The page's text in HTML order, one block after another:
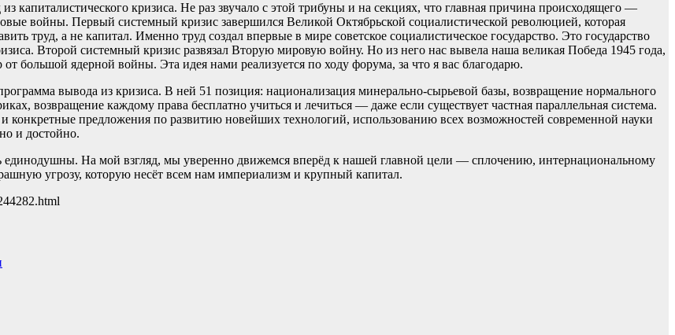
капиталистического кризиса. Не раз звучало с этой трибуны и на секциях, что главная причина происходящего —
войны. Первый системный кризис завершился Великой Октябрьской социалистической революцией, которая
труд, а не капитал. Именно труд создал впервые в мире советское социалистическое государство. Это государство
Второй системный кризис развязал Вторую мировую войну. Но из него нас вывела наша великая Победа 1945 года,
большой ядерной войны. Эта идея нами реализуется по ходу форума, за что я вас благодарю.
вывода из кризиса. В ней 51 позиция: национализация минерально-сырьевой базы, возвращение нормального
возвращение каждому права бесплатно учиться и лечиться — даже если существует частная параллельная система.
конкретные предложения по развитию новейших технологий, использованию всех возможностей современной науки
и достойно.
единодушны. На мой взгляд, мы уверенно движемся вперёд к нашей главной цели — сплочению, интернациональному
угрозу, которую несёт всем нам империализм и крупный капитал.